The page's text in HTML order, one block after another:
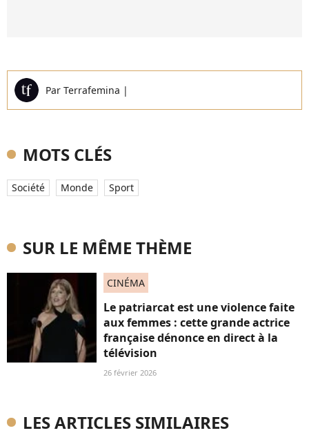
Par Terrafemina |
MOTS CLÉS
Société Monde Sport
SUR LE MÊME THÈME
CINÉMA
Le patriarcat est une violence faite
aux femmes : cette grande actrice
française dénonce en direct à la
télévision
26 février 2026
LES ARTICLES SIMILAIRES